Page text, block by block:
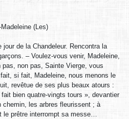
(Les)
de la Chandeleur. Rencontra la
– Voulez-vous venir, Madeleine,
non pas, Sainte Vierge, vous
si fait, Madeleine, nous menons le
revêtue de ses plus beaux atours :
bien quatre-vingts tours », devantier
les arbres fleurissent ; à
le prêtre interrompt sa messe…